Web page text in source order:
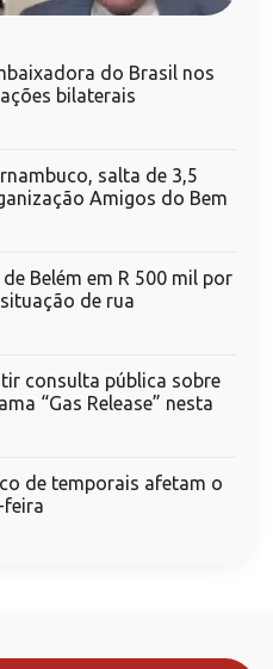
do Brasil nos
bilaterais
salta de 3,5
Amigos do Bem
Belém em R 500 mil por
de rua
consulta pública sobre
“Gas Release” nesta
de temporais afetam o
feira